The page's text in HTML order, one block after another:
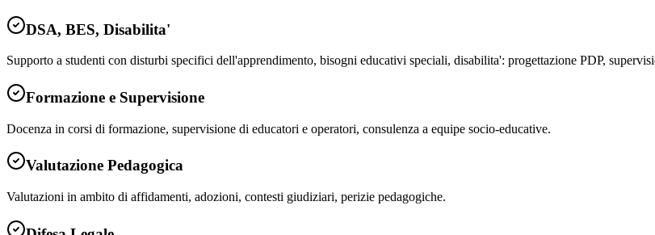
DSA, BES, Disabilita'
Supporto a studenti con disturbi specifici dell'apprendimento, bisogni educativi speciali, disabilita': progettazione PDP,
Formazione e Supervisione
Docenza in corsi di formazione, supervisione di educatori e operatori, consulenza a equipe socio-educative.
Valutazione Pedagogica
Valutazioni in ambito di affidamenti, adozioni, contesti giudiziari, perizie pedagogiche.